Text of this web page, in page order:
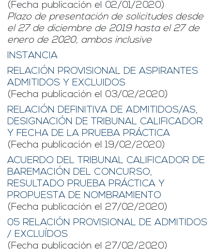
(Fecha publicación el 02/01/2020)
Plazo de presentación de solicitudes desde
el 27 de diciembre de 2019 hasta el 27 de
enero de 2020, ambos inclusive
INSTANCIA
RELACIÓN PROVISIONAL DE ASPIRANTES
ADMITIDOS Y EXCLUIDOS
(Fecha publicación el 03/02/2020)
RELACIÓN DEFINITIVA DE ADMITIDOS/AS,
DESIGNACIÓN DE TRIBUNAL CALIFICADOR
Y FECHA DE LA PRUEBA PRÁCTICA
(Fecha publicación el 19/02/2020)
ACUERDO DEL TRIBUNAL CALIFICADOR DE
BAREMACIÓN DEL CONCURSO,
RESULTADO PRUEBA PRÁCTICA Y
PROPUESTA DE NOMBRAMIENTO
(Fecha publicación el 27/02/2020)
05 RELACIÓN PROVISIONAL DE ADMITIDOS
/ EXCLUÍDOS
(Fecha publicación el 27/02/2020)